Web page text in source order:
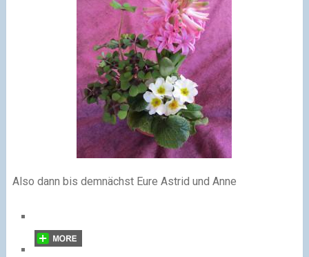
Also dann bis demnächst Eure Astrid und Anne